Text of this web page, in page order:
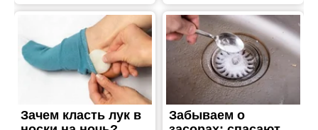
ЖИТТЯ
На Дніпропетровщині 2-
річна дівчинка випала з
вікна 10-го поверху
25.03.2023